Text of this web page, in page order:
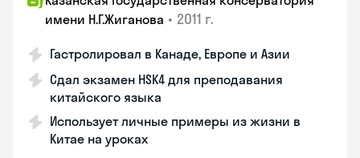
имени Н.Г.Жиганова • 2011 г.
Гастролировал в Канаде, Европе и Азии
Сдал экзамен HSK4 для преподавания
китайского языка
Использует личные примеры из жизни в
Китае на уроках